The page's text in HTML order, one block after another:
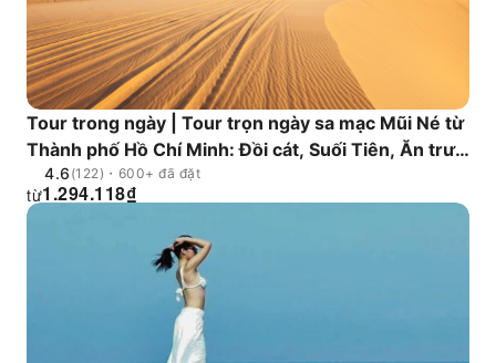
Tour trong ngày | Tour trọn ngày sa mạc Mũi Né từ
Thành phố Hồ Chí Minh: Đồi cát, Suối Tiên, Ăn trưa
hải sản, Đón khách miễn phí tại khách sạn quận 1 &
3, Sài Gòn | Việt Nam
4.6 (122)・600+ đã đặt
₫
1.294.118
từ